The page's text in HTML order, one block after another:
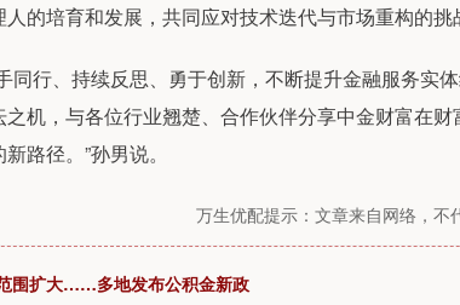
的培育和发展，共同应对技术迭代与市场重构的挑
行、持续反思、勇于创新，不断提升金融服务实
机，与各位行业翘楚、合作伙伴分享中金财富在
路径。”孙男说。
万生优配提示：文章来自网络，不
围扩大……多地发布公积金新政